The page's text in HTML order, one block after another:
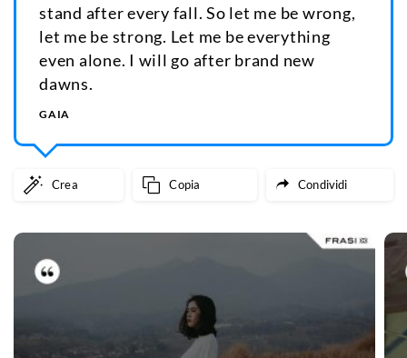
stand after every fall. So let me be wrong,
let me be strong. Let me be everything
even alone. I will go after brand new
dawns.
GAIA
Crea Copia Condividi